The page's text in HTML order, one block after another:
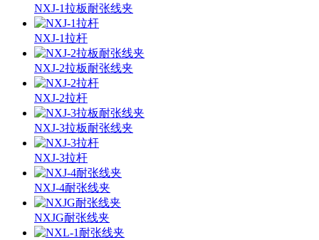
NXJ-1拉板耐张线夹
NXJ-1拉杆
NXJ-2拉板耐张线夹
NXJ-2拉杆
NXJ-3拉板耐张线夹
NXJ-3拉杆
NXJ-4耐张线夹
NXJG耐张线夹